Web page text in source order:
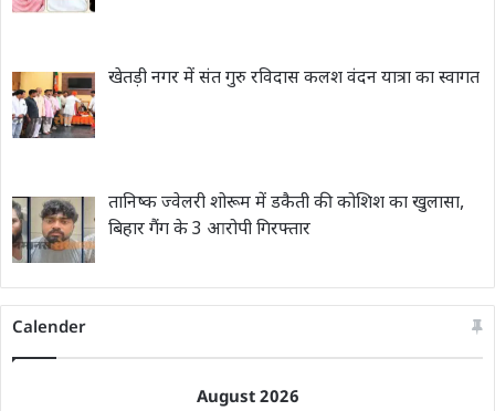
खेतड़ी नगर में संत गुरु रविदास कलश वंदन यात्रा का स्वागत
तानिष्क ज्वेलरी शोरूम में डकैती की कोशिश का खुलासा,
बिहार गैंग के 3 आरोपी गिरफ्तार
Calender
August 2026